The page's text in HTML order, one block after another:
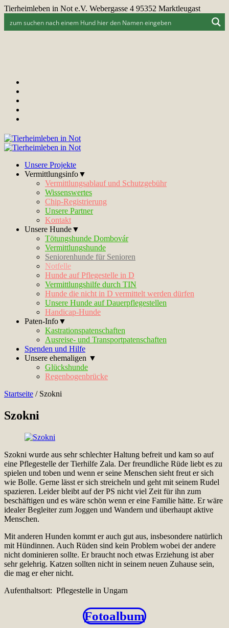
Tierheimleben in Not e.V. Webergasse 4 95352 Marktleugast
Unsere Projekte
Vermittlungsinfo▼
Vermittlungsablauf und Schutzgebühr
Wissenswertes
Chip-Registrierung
Unsere Partner
Kontakt
Unsere Hunde▼
Tötungshunde Dombovár
Vermittlungshunde
Seniorenhunde für Senioren
Notfelle
Hunde auf Pflegestelle in D
Vermittlungshilfe durch TIN
Hunde die nicht in D vermittelt werden dürfen
Unsere Hunde auf Dauerpflegestellen
Handicap-Hunde
Paten-Info▼
Kastrationspatenschaften
Ausreise- und Transportpatenschaften
Spenden und Hilfe
Unsere ehemaligen ▼
Glückshunde
Regenbogenbrücke
Startseite / Szokni
Szokni
Szokni wurde aus sehr schlechter Haltung befreit und kam so auf
eine Pflegestelle der Tierhilfe Zala. Der freundliche Rüde liebt es zu
spielen und toben und wenn er seine Menschen sieht freut er sich
wie Bolle. Gerne lässt er sich streicheln und geht mit seinem Rudel
spazieren. Leider bleibt auf der PS nicht viel Zeit für ihn zum
beschäftigen und es wäre schön wenn er eine Familie hätte. Er wäre
idealer Begleiter zum Joggen und Wandern und überhaupt aktive
Menschen.
Mit anderen Hunden kommt er auch gut aus, insbesondere natürlich
mit Hündinnen. Auch Rüden sind kein Problem wobei der andere
nicht dominieren sollte. Er braucht noch etwas Erziehung ist aber
sehr gelehrig. Katzen sollten nicht in seinem neuen Zuhause sein,
die mag er eher nicht.
Aufenthaltsort: Pflegestelle in Ungarn
Fotoalbum